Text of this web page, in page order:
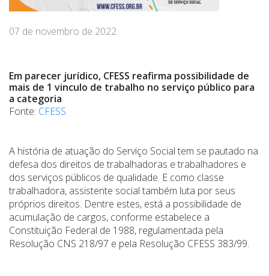
07 de novembro de 2022
Em parecer jurídico, CFESS reafirma possibilidade de
mais de 1 vinculo de trabalho no serviço público para
a categoria
Fonte: CFESS
A história de atuação do Serviço Social tem se pautado na
defesa dos direitos de trabalhadoras e trabalhadores e
dos serviços públicos de qualidade. E como classe
trabalhadora, assistente social também luta por seus
próprios direitos. Dentre estes, está a possibilidade de
acumulação de cargos, conforme estabelece a
Constituição Federal de 1988, regulamentada pela
Resolução CNS 218/97 e pela Resolução CFESS 383/99.